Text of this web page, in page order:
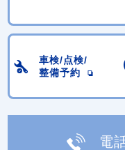
車検/点検/
整備予約
電